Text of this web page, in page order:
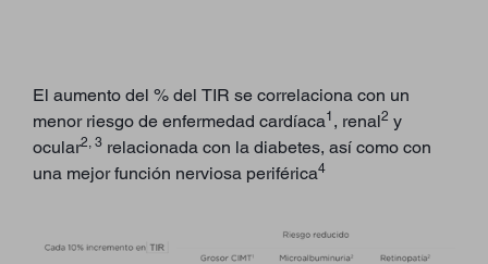
El aumento del % del TIR se correlaciona con un
menor riesgo de enfermedad cardíaca1 , renal2 y
ocular2, 3 relacionada con la diabetes, así como con
una mejor función nerviosa periférica4